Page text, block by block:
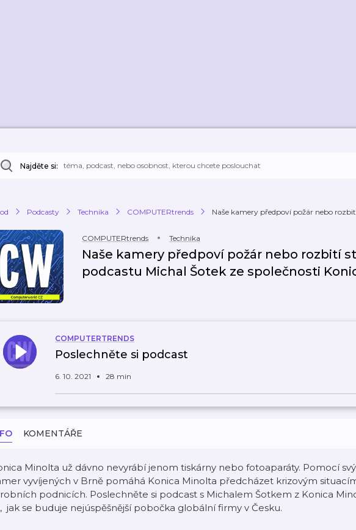
Najděte si:
Podcasty Technika COMPUTERtrends Naše kamery předpoví požár nebo rozbití
COMPUTERtrends Technika
Naše kamery předpoví požár nebo rozbití
podcastu Michal Šotek ze společnosti
COMPUTERTRENDS
Poslechněte si podcast
6. 10. 2021 28 min
KOMENTÁŘE
Minolta už dávno nevyrábí jenom tiskárny nebo fotoaparáty. Pomocí
vyvíjených v Brně pomáhá Konica Minolta předcházet krizovým
podnicích. Poslechněte si podcast s Michalem Šotkem z Konica
jak se buduje nejúspěšnější pobočka globální firmy v Česku.